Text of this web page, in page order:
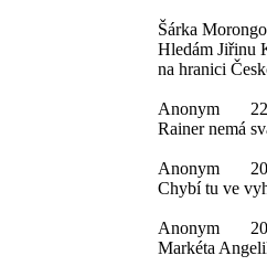
Šárka
Hledám Jiřinu
na hranici
Anonym
Rainer nemá
Anonym
Chybí tu ve
Anonym
Markéta